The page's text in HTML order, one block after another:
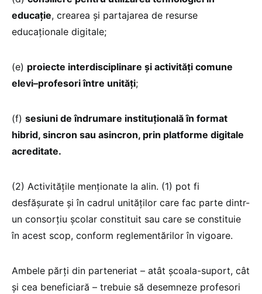
educație, crearea și partajarea de resurse
educaționale digitale;
(e) proiecte interdisciplinare și activități comune
elevi–profesori între unități;
(f) sesiuni de îndrumare instituțională în format
hibrid, sincron sau asincron, prin platforme digitale
acreditate.
(2) Activitățile menționate la alin. (1) pot fi
desfășurate și în cadrul unităților care fac parte dintr-
un consorțiu școlar constituit sau care se constituie
în acest scop, conform reglementărilor în vigoare.
Ambele părți din parteneriat – atât școala-suport, cât
și cea beneficiară – trebuie să desemneze profesori